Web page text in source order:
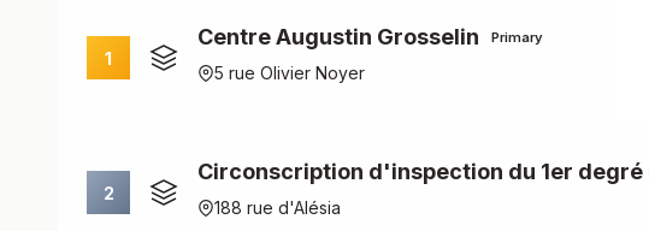
1
Centre Augustin Grosselin Primary
5 rue Olivier Noyer
2
Circonscription d'inspection du 1er degré
188 rue d'Alésia